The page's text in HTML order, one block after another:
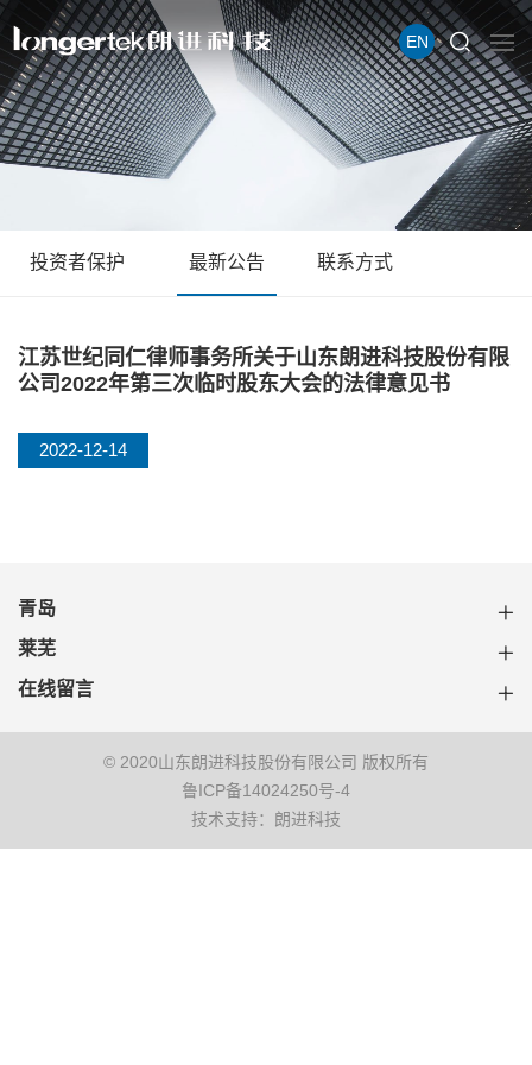
EN
投资者保护 最新公告 联系方式
江苏世纪同仁律师事务所关于山东朗进科技股份有限
公司2022年第三次临时股东大会的法律意见书
2022-12-14
青岛
莱芜
在线留言
© 2020山东朗进科技股份有限公司 版权所有
鲁ICP备14024250号-4
技术支持：朗进科技